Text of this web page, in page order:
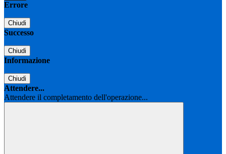
Errore
Chiudi
Successo
Chiudi
Informazione
Chiudi
Attendere...
Attendere il completamento dell'operazione...